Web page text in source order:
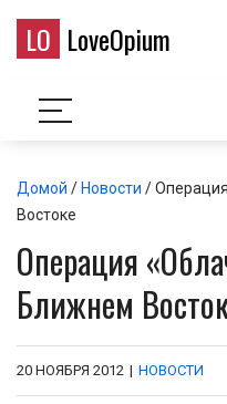
LO LoveOpium
Домой / Новости /
Востоке
Операция
Ближнем
20 НОЯБРЯ 2012 | НОВОСТИ